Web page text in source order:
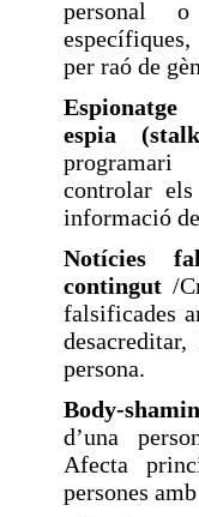
personal
per raó de
espia
programari
controlar
informació
Notícies
contingut /
falsificades
persona.
Body-
d’una
Afecta
persones